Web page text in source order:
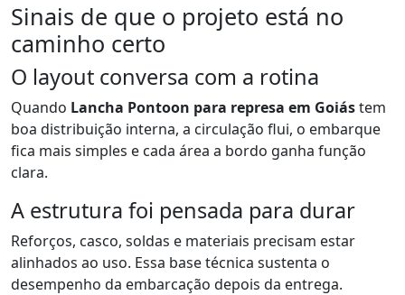
Sinais de que o projeto está no
caminho certo
O layout conversa com a rotina
Quando Lancha Pontoon para represa em Goiástem
boa distribuição interna, a circulação flui, o embarque
fica mais simples e cada área a bordo ganha função
clara.
A estrutura foi pensada para durar
Reforços, casco, soldas e materiais precisam estar
alinhados ao uso. Essa base técnica sustenta o
desempenho da embarcação depois da entrega.